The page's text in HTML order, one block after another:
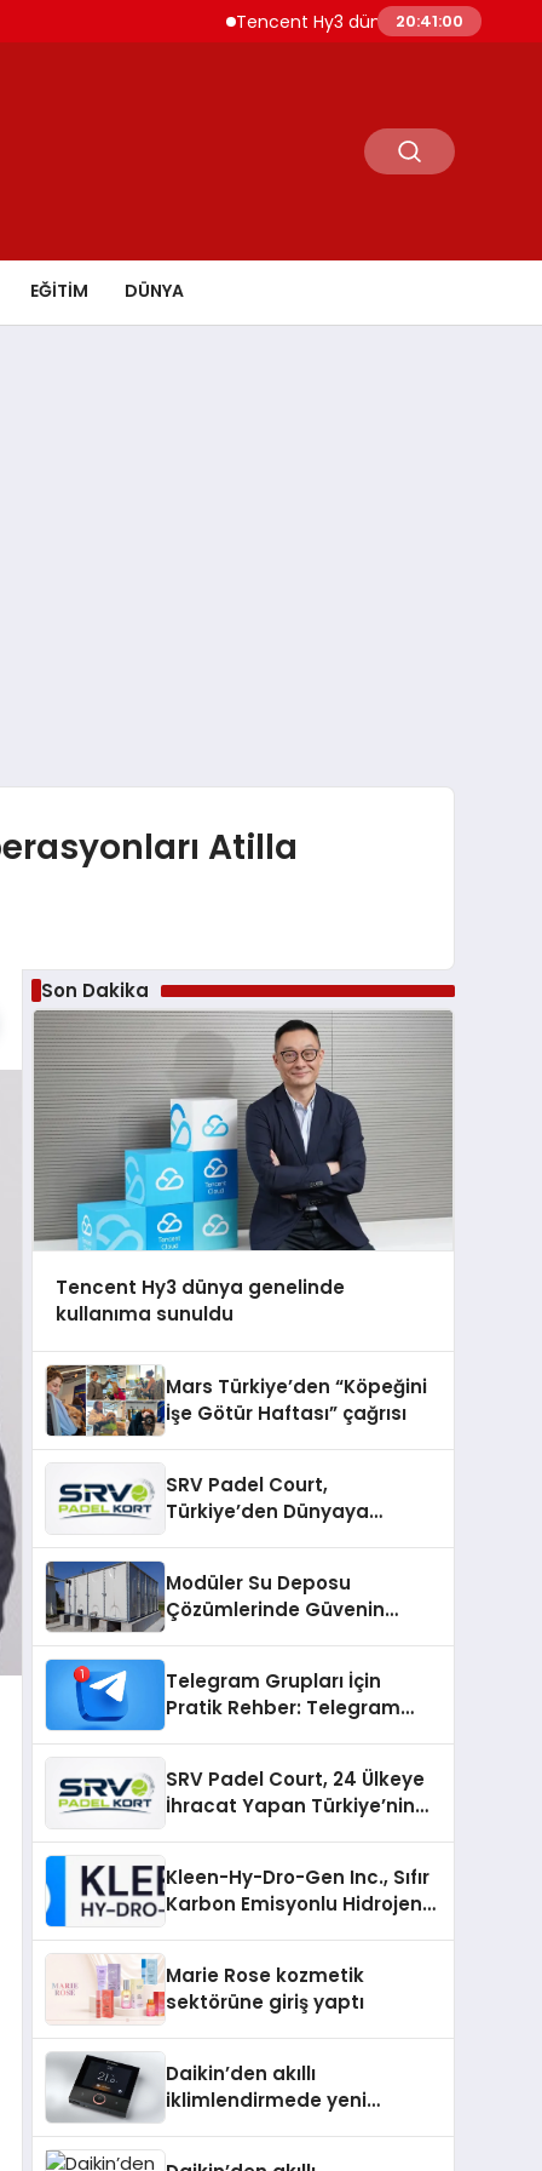
Tencent Hy3 dünya genelinde kullanıma
20:41:01
EĞİTİM DÜNYA
Atilla
Son Dakika
Tencent Hy3 dünya genelinde
kullanıma sunuldu
Mars Türkiye’den “Köpeğini
İşe Götür Haftası” çağrısı
SRV Padel Court,
Türkiye’den Dünyaya
Modüler Su Deposu
Çözümlerinde Güvenin
Telegram Grupları İçin
Pratik Rehber: Telegram
SRV Padel Court, 24 Ülkeye
İhracat Yapan Türkiye’nin
Kleen-Hy-Dro-Gen Inc., Sıfır
Karbon Emisyonlu Hidrojen
Aldı
Marie Rose kozmetik
sektörüne giriş yaptı
Daikin’den akıllı
iklimlendirmede yeni